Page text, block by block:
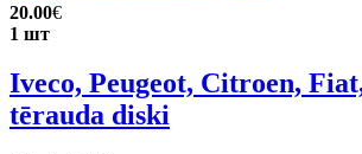
20.00€
1 шт
Iveco, Peugeot, Citroen,
tērauda diski